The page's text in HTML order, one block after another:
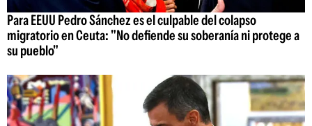
Para EEUU Pedro Sánchez es el culpable del colapso
migratorio en Ceuta: "No defiende su soberanía ni protege a
su pueblo"